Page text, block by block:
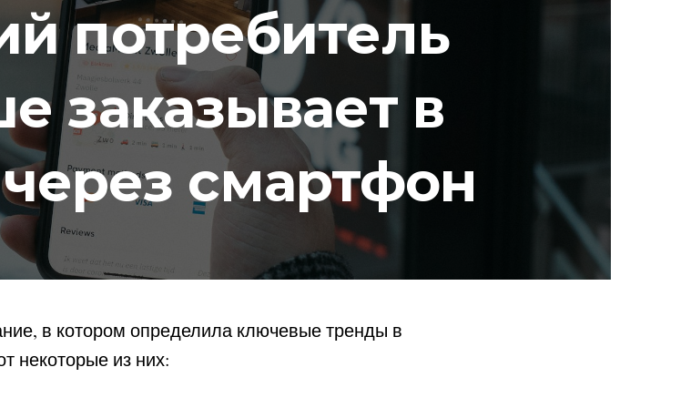
потребитель
заказывает в
смартфон
в котором определила ключевые тренды в
некоторые из них: